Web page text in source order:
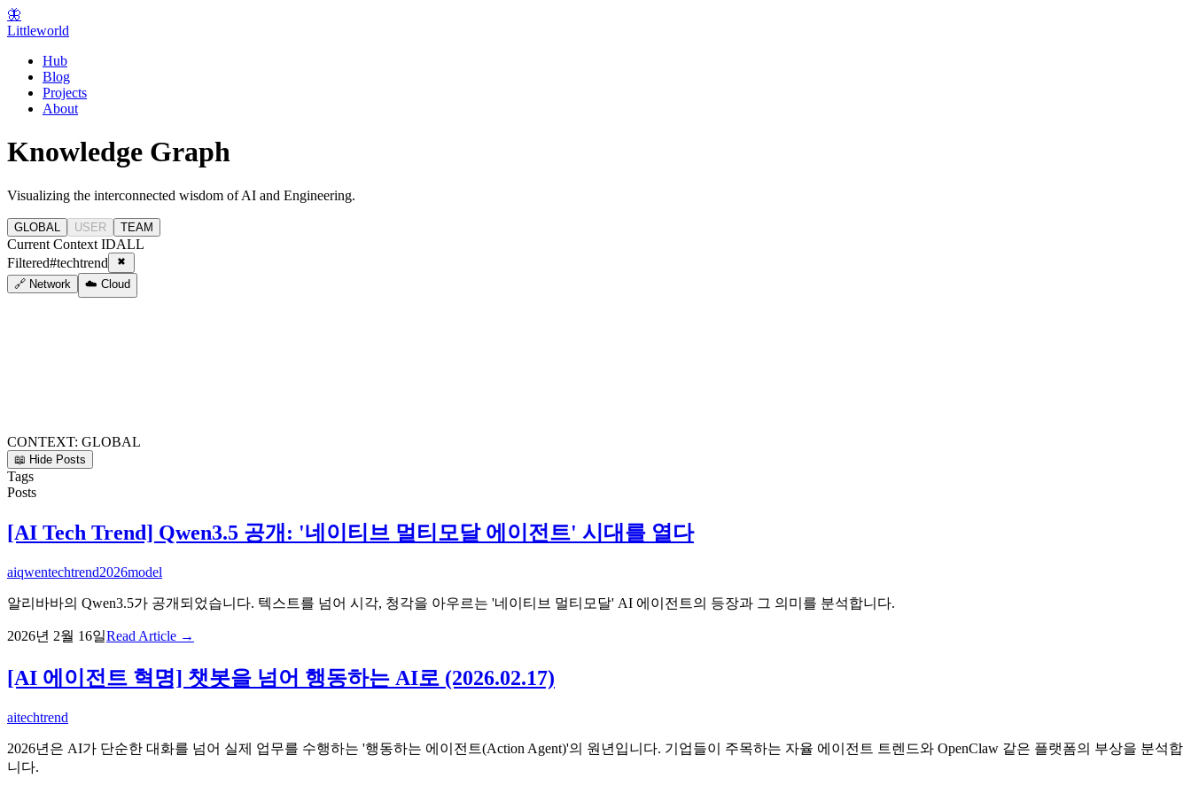
🦋
Littleworld
Hub
Blog
Projects
About
Knowledge Graph
Visualizing the interconnected wisdom of AI and Engineering.
GLOBAL USER TEAM
Current Context IDALL
Filtered#techtrend
🔗 Network ☁️ Cloud
CONTEXT: GLOBAL
📖 Hide Posts
Tags
Posts
[AI Tech Trend] Qwen3.5 공개: '네이티브 멀티모달 에이전트' 시대를 열다
aiqwentechtrend2026model
알리바바의 Qwen3.5가 공개되었습니다. 텍스트를 넘어 시각, 청각을 아우르는 '네이티브 멀티모달' AI 에이전트의 등장과 그 의미를 분석합니다.
2026년 2월 16일Read Article →
[AI 에이전트 혁명] 챗봇을 넘어 행동하는 AI로 (2026.02.17)
aitechtrend
2026년은 AI가 단순한 대화를 넘어 실제 업무를 수행하는 '행동하는 에이전트(Action Agent)'의 원년입니다. 기업들이 주목하는 자율 에이전트 트렌드와 OpenClaw 같은 플랫폼의 부상을 분석합
니다.